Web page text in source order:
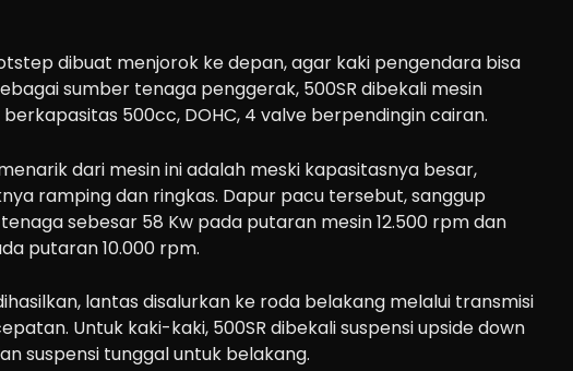
dibuat menjorok ke depan, agar kaki pengendara bisa
sumber tenaga penggerak, 500SR dibekali mesin
500cc, DOHC, 4 valve berpendingin cairan.
dari mesin ini adalah meski kapasitasnya besar,
ramping dan ringkas. Dapur pacu tersebut, sanggup
sebesar 58 Kw pada putaran mesin 12.500 rpm dan
putaran 10.000 rpm.
lantas disalurkan ke roda belakang melalui transmisi
Untuk kaki-kaki, 500SR dibekali suspensi upside down
suspensi tunggal untuk belakang.